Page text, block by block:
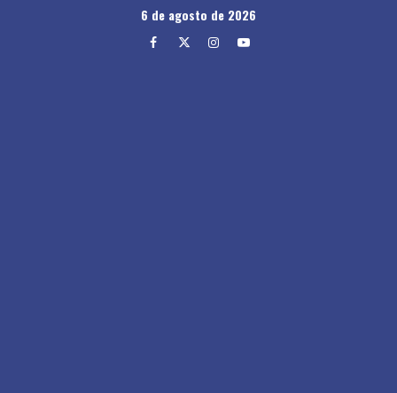
6 de agosto de 2026
Facebook
TwitterInstagram
Youtube